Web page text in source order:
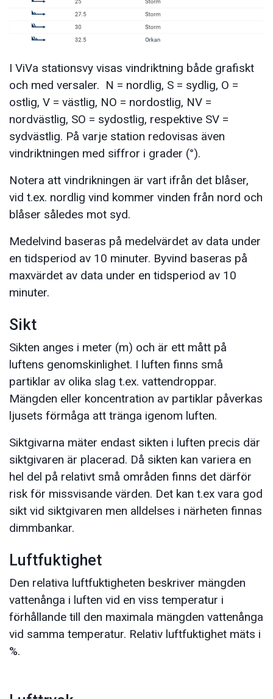
I ViVa stationsvy visas vindriktning både grafiskt
och med versaler. N = nordlig, S = sydlig, O =
ostlig, V = västlig, NO = nordostlig, NV =
nordvästlig, SO = sydostlig, respektive SV =
sydvästlig. På varje station redovisas även
vindriktningen med siffror i grader (°).
Notera att vindrikningen är vart ifrån det blåser,
vid t.ex. nordlig vind kommer vinden från nord och
blåser således mot syd.
Medelvind baseras på medelvärdet av data under
en tidsperiod av 10 minuter. Byvind baseras på
maxvärdet av data under en tidsperiod av 10
minuter.
Sikt
Sikten anges i meter (m) och är ett mått på
luftens genomskinlighet. I luften finns små
partiklar av olika slag t.ex. vattendroppar.
Mängden eller koncentration av partiklar påverkas
ljusets förmåga att tränga igenom luften.
Siktgivarna mäter endast sikten i luften precis där
siktgivaren är placerad. Då sikten kan variera en
hel del på relativt små områden finns det därför
risk för missvisande värden. Det kan t.ex vara god
sikt vid siktgivaren men alldelses i närheten finnas
dimmbankar.
Luftfuktighet
Den relativa luftfuktigheten beskriver mängden
vattenånga i luften vid en viss temperatur i
förhållande till den maximala mängden vattenånga
vid samma temperatur. Relativ luftfuktighet mäts i
%.